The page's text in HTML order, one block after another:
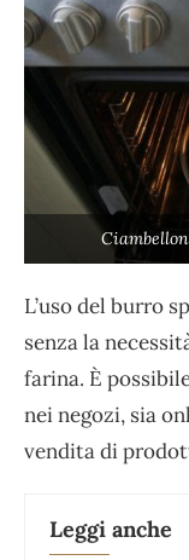
L’uso del burro
senza la
farina. È
nei negozi, sia
vendita di
Leggi anche